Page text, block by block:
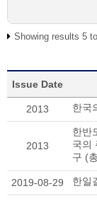
Showing results 5
Issue Date
2013 한국
2013
한반
국의
구 (
2019-08-29 한일